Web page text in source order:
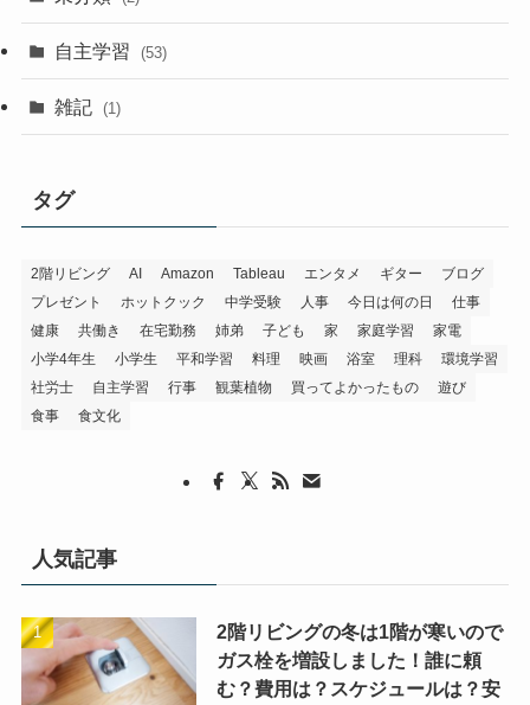
自主学習 (53)
雑記 (1)
タグ
2階リビング AI Amazon Tableau エンタメ ギター
ブログ
プレゼント
ホットクック 中学受験 人事 今日は何の日
仕事
健康
共働き 在宅勤務 姉弟 子ども 家 家庭学習
家電
小学4年生
小学生 平和学習 料理 映画 浴室 理科
環境学習
社労士
自主学習 行事 観葉植物 買ってよかったもの
遊び
食事
食文化
人気記事
2階リビングの冬は1階が寒いので
ガス栓を増設しました！誰に頼
む？費用は？スケジュールは？安